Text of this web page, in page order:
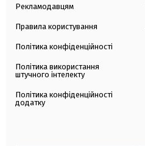
Рекламодавцям
Правила користування
Політика конфіденційності
Політика використання
штучного інтелекту
Політика конфіденційності
додатку